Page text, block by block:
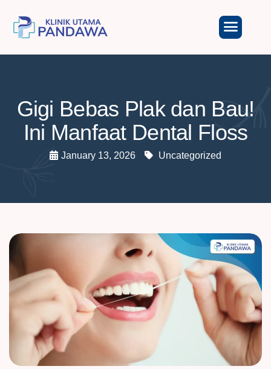
Gigi Bebas Plak dan Bau!
Ini Manfaat Dental Floss
January 13, 2026 Uncategorized